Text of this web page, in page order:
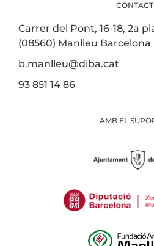
Carrer del Pont, 16-18, 2a
(08560) Manlleu Barcelona
b.manlleu@diba.cat
93 851 14 86
AMB EL